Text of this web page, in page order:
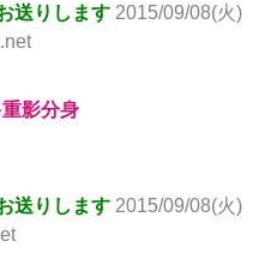
送りします 2015/09/08(火)
影分身
送りします 2015/09/08(火)